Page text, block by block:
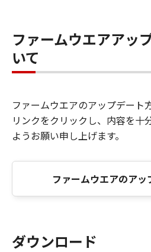
ファームウエアアッ
いて
ファームウエアのアップデート
リンクをクリックし、内容を十
ようお願い申し上げます。
ファームウエアのア
ダウンロード